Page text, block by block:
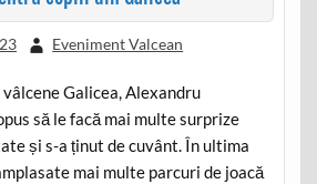
Eveniment Valcean
Galicea, Alexandru
să le facă mai multe surprize
și s-a ținut de cuvânt. În ultima
mai multe parcuri de joacă